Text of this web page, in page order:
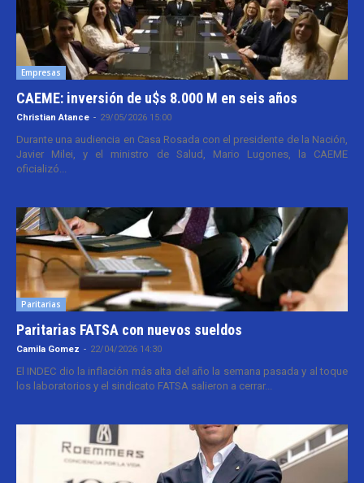
Empresas
CAEME: inversión de u$s 8.000 M en seis años
Christian Atance - 29/05/2026 15:00
Durante una audiencia en Casa Rosada con el presidente de la Nación,
Javier Milei, y el ministro de Salud, Mario Lugones, la CAEME
oficializó...
Paritarias
Paritarias FATSA con nuevos sueldos
Camila Gomez - 22/04/2026 14:30
El INDEC dio la inflación más alta del año la semana pasada y al toque
los laboratorios y el sindicato FATSA salieron a cerrar...